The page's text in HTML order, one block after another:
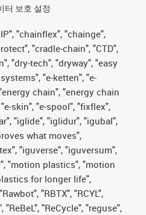
터 보호 설정
"chainflex", "chainge",
"cradle-chain", "CTD",
"dry-tech", "dryway", "easy
"e-ketten", "e-
chain", "energy chain
skin", "e-spool", "fixflex",
"iglide", "iglidur", "igubal",
what moves",
"iguverse", "iguversum",
"motion plastics", "motion
for longer life",
"RBTX", "RCYL",
"ReCycle", "reguse",